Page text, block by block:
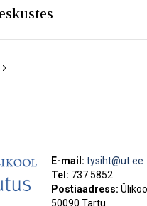
E-mail: tysiht@ut.ee
Tel: 737 5852
Postiaadress:
50090 Tartu